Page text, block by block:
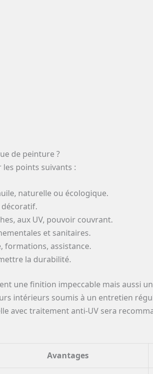
de peinture ?
points suivants :
naturelle ou écologique.
aux UV, pouvoir couvrant.
et sanitaires.
formations, assistance.
la durabilité.
une finition impeccable mais aussi
intérieurs soumis à un entretien
avec traitement anti-UV sera
Avantages